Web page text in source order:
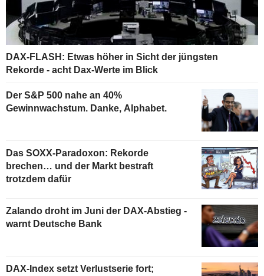
DAX-FLASH: Etwas höher in Sicht der jüngsten
Rekorde - acht Dax-Werte im Blick
Der S&P 500 nahe an 40%
Gewinnwachstum. Danke, Alphabet.
Das SOXX-Paradoxon: Rekorde
brechen… und der Markt bestraft
trotzdem dafür
Zalando droht im Juni der DAX-Abstieg -
warnt Deutsche Bank
DAX-Index setzt Verlustserie fort;